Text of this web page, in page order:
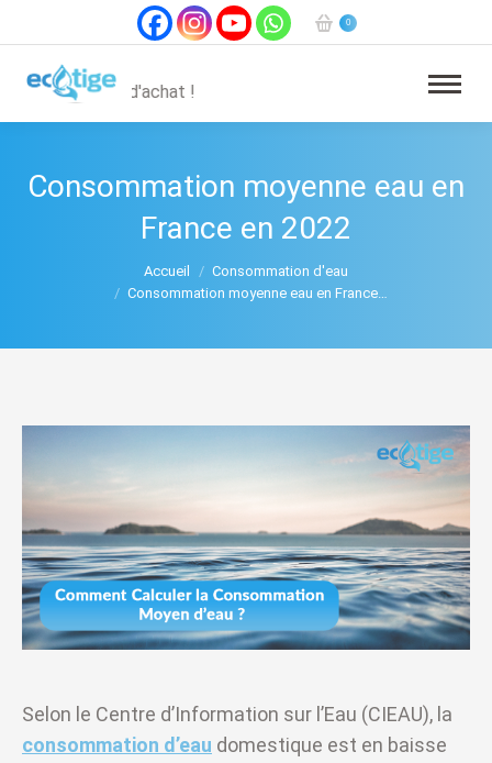
0
Livraison
Consommation moyenne eau en
France en 2022
Accueil
Consommation d'eau
Consommation moyenne eau en France…
Selon le Centre d’Information sur l’Eau (CIEAU), la
consommation d’eau domestique est en baisse